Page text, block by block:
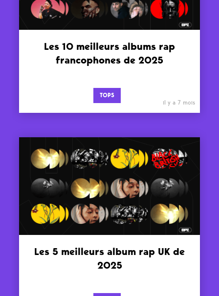
Les 10 meilleurs albums rap
francophones de 2025
TOPS
il y a 7 mois
Les 5 meilleurs album rap UK de
2025